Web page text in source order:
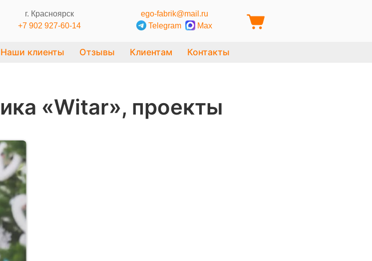
г. Красноярск
+7 902 927-60-14
ego-fabrik@mail.ru
Telegram
Max
Наши клиенты Отзывы Клиентам Контакты
«Witar», проекты